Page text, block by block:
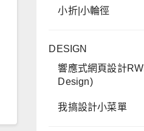
小折|小輪徑
DESIGN
響應式網頁設計
Design)
我搞設計小菜單